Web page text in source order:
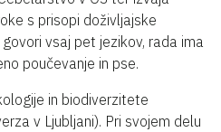
s prisopi doživljajske
vsaj pet jezikov, rada ima
poučevanje in pse.
in biodiverzitete
v Ljubljani). Pri svojem delu